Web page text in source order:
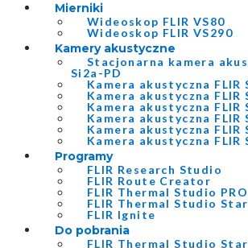
Mierniki
Wideoskop FLIR VS80
Wideoskop FLIR VS290
Kamery akustyczne
Stacjonarna kamera
Si2a-PD
Kamera akustyczna FLIR
Kamera akustyczna FLIR
Kamera akustyczna FLIR
Kamera akustyczna FLIR
Kamera akustyczna FLIR
Kamera akustyczna FLIR
Programy
FLIR Research Studio
FLIR Route Creator
FLIR Thermal Studio PRO
FLIR Thermal Studio
FLIR Ignite
Do pobrania
FLIR Thermal Studio